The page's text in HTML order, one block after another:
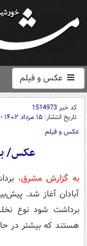
عکس و فیلم
کد خبر1514973
تاریخ انتشار: ۱۵ مرداد ۱۴۰۲ - ۱۷:۱۵
عکس و فیلم
عکس/
به گزارش مشرق،
برداشت شود نوع
هستند که بیشتر در